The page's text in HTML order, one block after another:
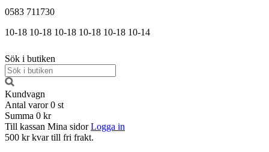
0583 711730
10-18 10-18 10-18 10-18 10-18 10-14
Sök i butiken
Kundvagn
Antal varor 0 st
Summa 0 kr
Till kassan Mina sidor Logga in
500 kr kvar till fri frakt.